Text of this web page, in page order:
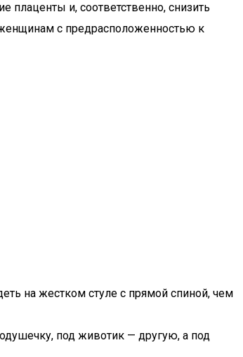
и, соответственно, снизить
с предрасположенностью к
на жестком стуле с прямой спиной, чем
под животик — другую, а под